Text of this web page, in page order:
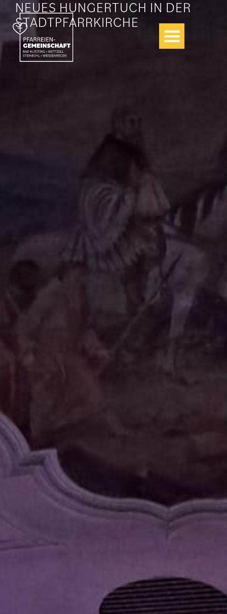
Zum
Inhalt
springen
NEUES HUNGERTUCH IN DER
STADTPFARRKIRCHE